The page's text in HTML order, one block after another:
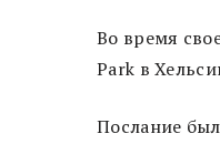
Во время
Park в
Послание